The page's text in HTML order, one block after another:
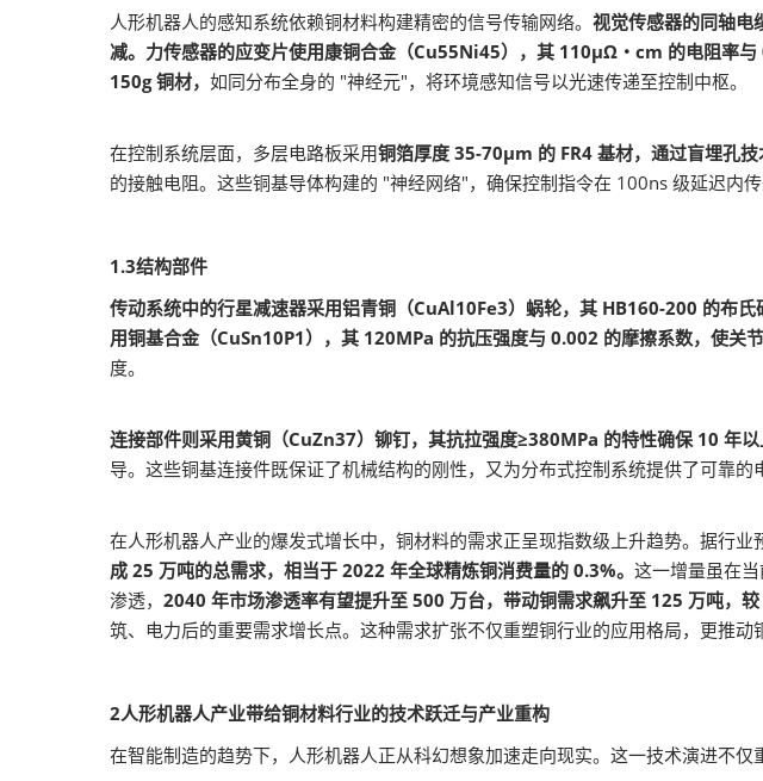
人形机器人的感知系统依赖铜材料构建精密的信号传输网络。 视觉传感器的同轴
减。力传感器的应变片使用康铜合金（Cu55Ni45），其 110μΩ・cm 的电阻率
150g 铜材， 如同分布全身的 "神经元"，将环境感知信号以光速传递至控制中枢。
在控制系统层面，多层电路板采用铜箔厚度 35-70μm 的 FR4 基材，通过盲埋孔技
的接触电阻。这些铜基导体构建的 "神经网络"，确保控制指令在 100ns 级延迟内
1.3结构部件
传动系统中的行星减速器采用铝青铜（CuAl10Fe3）蜗轮，其 HB160-200 的布
用铜基合金（CuSn10P1），其 120MPa 的抗压强度与 0.002 的摩擦系数，使关
度。
连接部件则采用黄铜（CuZn37）铆钉，其抗拉强度≥380MPa 的特性确保 10 年以
导。这些铜基连接件既保证了机械结构的刚性，又为分布式控制系统提供了可靠的
在人形机器人产业的爆发式增长中，铜材料的需求正呈现指数级上升趋势。据行业
成 25 万吨的总需求，相当于 2022 年全球精炼铜消费量的 0.3%。 这一增量虽在
渗透， 2040 年市场渗透率有望提升至 500 万台，带动铜需求飙升至 125 万吨，较
筑、电力后的重要需求增长点。这种需求扩张不仅重塑铜行业的应用格局，更推
2人形机器人产业带给铜材料行业的技术跃迁与产业重构
在智能制造的趋势下，人形机器人正从科幻想象加速走向现实。这一技术演进不